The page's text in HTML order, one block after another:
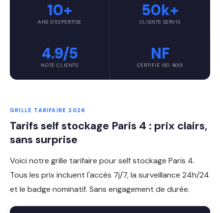
10+
ANS D'EXPERTISE
50k+
CLIENTS SERVIS
4.9/5
NOTE CLIENTS
NF
CERTIFIÉ ISO 9001
GRILLE TARIFAIRE 2026
Tarifs self stockage Paris 4 : prix clairs,
sans surprise
Voici notre grille tarifaire pour self stockage Paris 4.
Tous les prix incluent l'accès 7j/7, la surveillance 24h/24
et le badge nominatif. Sans engagement de durée.